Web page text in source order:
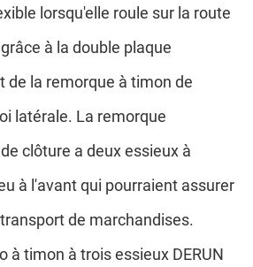
lorsqu'elle roule sur la route
à la double plaque
de la remorque à timon de
latérale. La remorque
clôture a deux essieux à
à l'avant qui pourraient assurer
de marchandises.
à timon à trois essieux DERUN